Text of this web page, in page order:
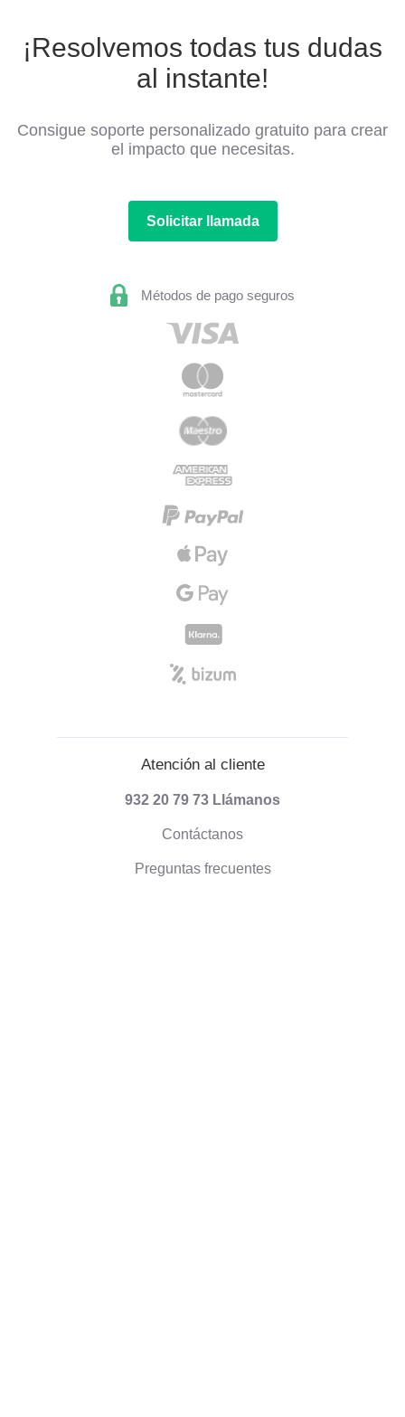
¡Resolvemos todas tus dudas
al instante!
Consigue soporte personalizado gratuito para crear
el impacto que necesitas.
Solicitar llamada
Métodos de pago seguros
Atención al cliente
932 20 79 73 Llámanos
Contáctanos
Preguntas frecuentes